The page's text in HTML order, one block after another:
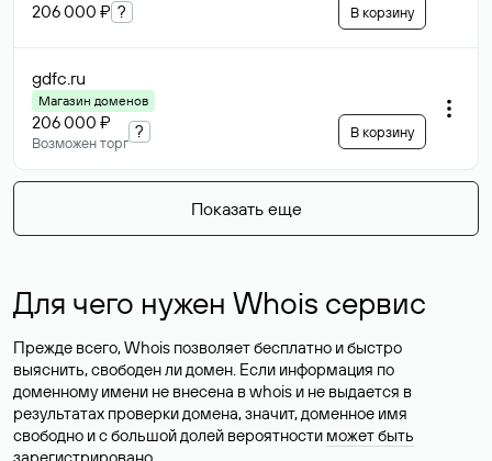
206 000 ₽ ? В корзину
gdfc.ru
Магазин доменов
206 000 ₽
Возможен торг
? В корзину
Показать еще
Для чего нужен Whois сервис
Прежде всего, Whois позволяет бесплатно и быстро
выяснить, свободен ли домен. Если информация по
доменному имени не внесена в whois и не выдается в
результатах проверки домена, значит, доменное имя
свободно и с большой долей вероятности может быть